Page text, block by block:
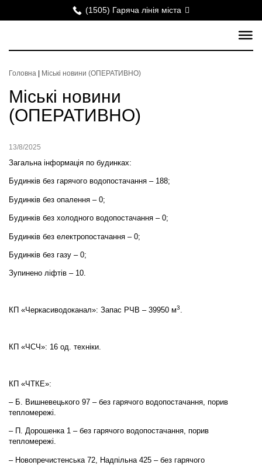
(1505) Гаряча лінія міста
Головна Міські новини (ОПЕРАТИВНО)
Міські новини
(ОПЕРАТИВНО)
13/8/2025
Загальна інформація по будинках:
Будинків без гарячого водопостачання – 188;
Будинків без опалення – 0;
Будинків без холодного водопостачання – 0;
Будинків без електропостачання – 0;
Будинків без газу – 0;
Зупинено ліфтів – 10.
КП «Черкасиводоканал»: Запас РЧВ – 39950 м3.
КП «ЧСЧ»: 16 од. техніки.
КП «ЧТКЕ»:
– Б. Вишневецького 97 – без гарячого водопостачання, порив
тепломережі.
– П. Дорошенка 1 – без гарячого водопостачання, порив
тепломережі.
– Новопречистенська 72, Надпільна 425 – без гарячого